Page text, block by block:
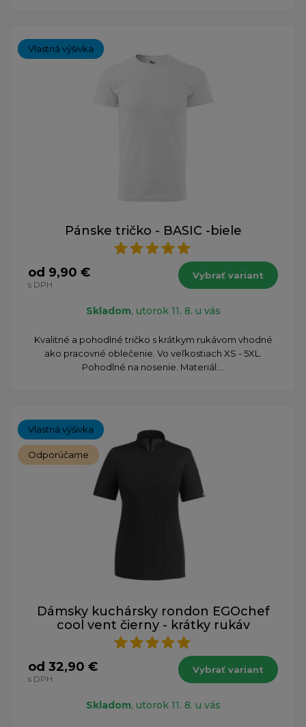
Vlastná výšivka
Pánske tričko - BASIC -biele
od 9,90 €
s DPH
Vybrať variant
Skladom, utorok 11. 8. u vás
Kvalitné a pohodlné tričko s krátkym rukávom vhodné
ako pracovné oblečenie. Vo veľkostiach XS - 5XL.
Pohodlné na nosenie. Materiál:...
Vlastná výšivka
Odporúčame
Dámsky kuchársky rondon EGOchef
cool vent čierny - krátky rukáv
od 32,90 €
s DPH
Vybrať variant
Skladom, utorok 11. 8. u vás